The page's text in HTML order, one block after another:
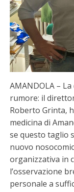
AMANDOLA –
rumore: il
Roberto Grinta,
medicina di
se questo taglio
nuovo
organizzativa in
l’osservazione
personale a